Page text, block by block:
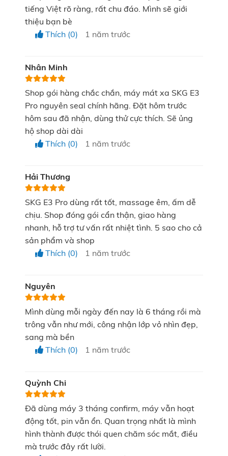
khí nhỏ giúp không khí bên ngoài dễ dàng lưu thông
vào trong khoang đeo. Ngoài ra, thiết kế này còn
ngăn ngừa tình trạng bí hơi, đọng mồ hôi, giảm cảm
Kính thấu thị có thêm phát nhạc vừa dùng vừa giải trí
còn kết hợp cùng chất liệu nhựa Polycarbonate trong
suốt, cho phép người dùng nhìn xuyên thấu. Nhờ đó,
người dùng hoàn toàn có thể vừa đeo máy vừa xem
phim, đọc sách hay sử dụng điện thoại mà không bị
gián đoạn. Đặc biệt phù hợp với những ai dễ sợ
cách tự nhiên.
Thư giãn trọn vẹn với âm nhạc yêu thích
qua kết nối Bluetooth
Máy massage mắt SKG E3 Pro được trang bị tính
năng phát nhạc qua Bluetoothđể dễ dàng kết nối với
yêu thích sử dụng giai điệu thiên nhiên dịu nhẹ, từ đó
tạo nên không gian lý tưởng để giải tỏa căng thẳng
và đưa tâm trí trở về trạng thái cân bằng.
tiếng Việt rõ ràng, rất chu đáo. Mình sẽ giới
thiệu bạn bè
Thích (0)
1 năm trước
Nhân Minh
Shop gói hàng chắc chắn, máy mát xa SKG E3
Pro nguyên seal chính hãng. Đặt hôm trước
hôm sau đã nhận, dùng thử cực thích. Sẽ ủng
hộ shop dài dài
Thích (0)
1 năm trước
Hải Thương
SKG E3 Pro dùng rất tốt, massage êm, ấm dễ
chịu. Shop đóng gói cẩn thận, giao hàng
nhanh, hỗ trợ tư vấn rất nhiệt tình. 5 sao cho cả
sản phẩm và shop
Thích (0)
1 năm trước
Nguyên
Mình dùng mỗi ngày đến nay là 6 tháng rồi mà
trông vẫn như mới, công nhận lớp vỏ nhìn đẹp,
sang mà bền
Thích (0)
1 năm trước
Quỳnh Chi
Đã dùng máy 3 tháng confirm, máy vẫn hoạt
động tốt, pin vẫn ổn. Quan trọng nhất là mình
hình thành được thói quen chăm sóc mắt, điều
mà trước đây rất lười.